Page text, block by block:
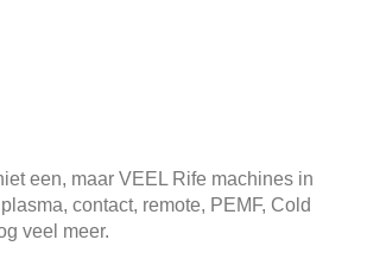
een, maar VEEL Rife machines in
contact, remote, PEMF, Cold
veel meer.